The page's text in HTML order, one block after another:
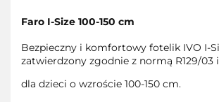
Faro I-Size 100-150 cm
Bezpieczny i komfortowy fotelik IVO I-
zatwierdzony zgodnie z normą R129/03
dla dzieci o wzroście 100-150 cm.